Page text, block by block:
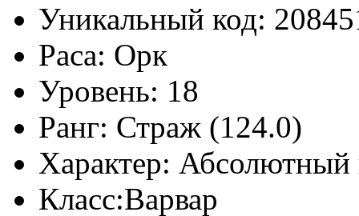
Уникальный код:
Раса: Орк
Уровень: 18
Ранг: Страж (124.0)
Характер: Абсолютный
Класс:Варвар